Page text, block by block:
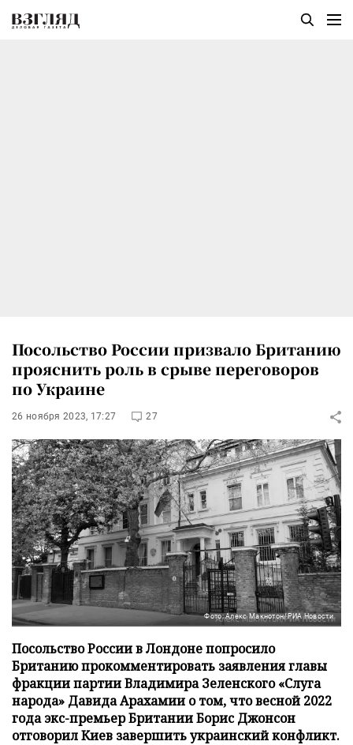
Посольство России призвало Британию
прояснить роль в срыве переговоров
по Украине
26 ноября 2023, 17:27 27
Фото: Алекс Макнотон/РИА Новости
Посольство России в Лондоне попросило
Британию прокомментировать заявления главы
фракции партии Владимира Зеленского «Слуга
народа» Давида Арахамии о том, что весной 2022
года экс-премьер Британии Борис Джонсон
отговорил Киев завершить украинский конфликт.